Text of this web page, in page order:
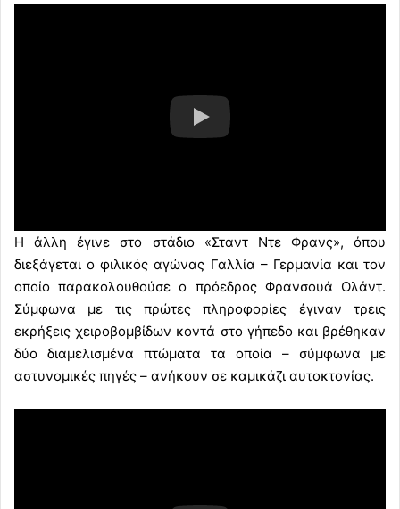
Η άλλη έγινε στο στάδιο «Σταντ Ντε Φρανς», όπου
διεξάγεται ο φιλικός αγώνας Γαλλία – Γερμανία και τον
οποίο παρακολουθούσε ο πρόεδρος Φρανσουά Ολάντ.
Σύμφωνα με τις πρώτες πληροφορίες έγιναν τρεις
εκρήξεις χειροβομβίδων κοντά στο γήπεδο και βρέθηκαν
δύο διαμελισμένα πτώματα τα οποία – σύμφωνα με
αστυνομικές πηγές – ανήκουν σε καμικάζι αυτοκτονίας.